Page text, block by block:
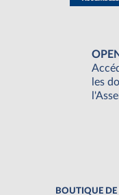
les
BOUTIQUE DE